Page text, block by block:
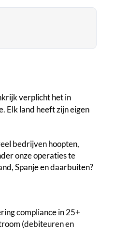
verplicht het in
Elk land heeft zijn eigen
bedrijven hoopten,
onze operaties te
Spanje en daarbuiten?
compliance in 25+
(debiteuren en